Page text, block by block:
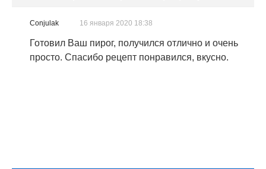
Conjulak 16 января 2020 18:38
Готовил Ваш пирог, получился отлично и очень
просто. Спасибо рецепт понравился, вкусно.